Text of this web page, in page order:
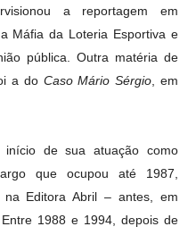
a reportagem em
Máfia da Loteria Esportiva e
pública. Outra matéria de
a do Caso Mário Sérgio , em
de sua atuação como
que ocupou até 1987,
na Editora Abril – antes, em
1988 e 1994, depois de